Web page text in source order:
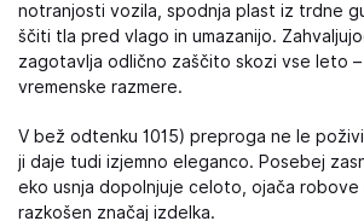
notranjosti vozila, spodnja plast iz trdne
ščiti tla pred vlago in umazanijo.
zagotavlja odlično zaščito skozi vse leto
vremenske razmere.
V bež odtenku 1015) preproga ne le
ji daje tudi izjemno eleganco. Posebej
eko usnja dopolnjuje celoto, ojača robove
razkošen značaj izdelka.